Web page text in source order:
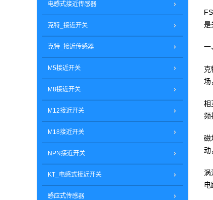
是
一
克
场
相
频
磁
动
涡
电
电感式接近传感器
克特_接近开关
克特_接近传感器
M5接近开关
M8接近开关
M12接近开关
M18接近开关
NPN接近开关
KT_电感式接近开关
感应式传感器